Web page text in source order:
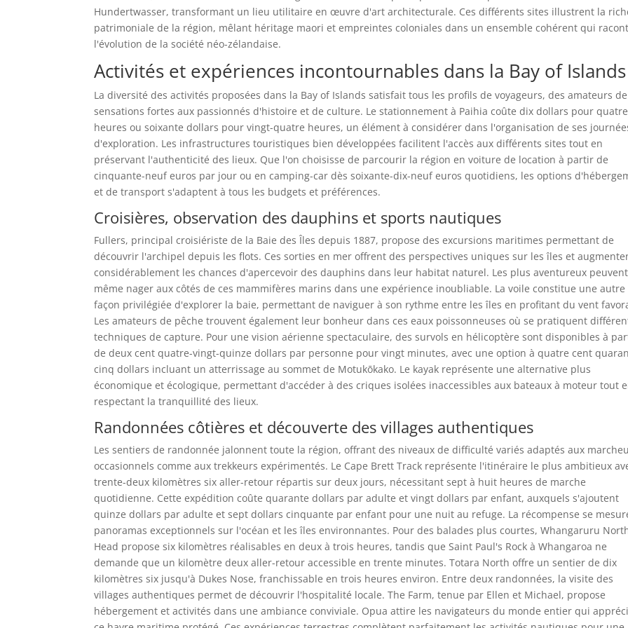
Hundertwasser, transformant un lieu utilitaire en œuvre d'art architecturale. Ces différents sites illustrent la
patrimoniale de la région, mêlant héritage maori et empreintes coloniales dans un ensemble cohérent qui
l'évolution de la société néo-zélandaise.
Activités et expériences incontournables dans la Bay of Islands
La diversité des activités proposées dans la Bay of Islands satisfait tous les profils de voyageurs, des amateurs de
sensations fortes aux passionnés d'histoire et de culture. Le stationnement à Paihia coûte dix dollars pour quatre
heures ou soixante dollars pour vingt-quatre heures, un élément à considérer dans l'organisation de ses
d'exploration. Les infrastructures touristiques bien développées facilitent l'accès aux différents sites tout en
préservant l'authenticité des lieux. Que l'on choisisse de parcourir la région en voiture de location à partir de
cinquante-neuf euros par jour ou en camping-car dès soixante-dix-neuf euros quotidiens, les options
et de transport s'adaptent à tous les budgets et préférences.
Croisières, observation des dauphins et sports nautiques
Fullers, principal croisiériste de la Baie des Îles depuis 1887, propose des excursions maritimes permettant de
découvrir l'archipel depuis les flots. Ces sorties en mer offrent des perspectives uniques sur les îles et
considérablement les chances d'apercevoir des dauphins dans leur habitat naturel. Les plus aventureux peuvent
même nager aux côtés de ces mammifères marins dans une expérience inoubliable. La voile constitue une autre
façon privilégiée d'explorer la baie, permettant de naviguer à son rythme entre les îles en profitant du vent
Les amateurs de pêche trouvent également leur bonheur dans ces eaux poissonneuses où se pratiquent
techniques de capture. Pour une vision aérienne spectaculaire, des survols en hélicoptère sont disponibles à
de deux cent quatre-vingt-quinze dollars par personne pour vingt minutes, avec une option à quatre cent
cinq dollars incluant un atterrissage au sommet de Motukōkako. Le kayak représente une alternative plus
économique et écologique, permettant d'accéder à des criques isolées inaccessibles aux bateaux à moteur tout
respectant la tranquillité des lieux.
Randonnées côtières et découverte des villages authentiques
Les sentiers de randonnée jalonnent toute la région, offrant des niveaux de difficulté variés adaptés aux
occasionnels comme aux trekkeurs expérimentés. Le Cape Brett Track représente l'itinéraire le plus ambitieux
trente-deux kilomètres six aller-retour répartis sur deux jours, nécessitant sept à huit heures de marche
quotidienne. Cette expédition coûte quarante dollars par adulte et vingt dollars par enfant, auxquels s'ajoutent
quinze dollars par adulte et sept dollars cinquante par enfant pour une nuit au refuge. La récompense se
panoramas exceptionnels sur l'océan et les îles environnantes. Pour des balades plus courtes, Whangaruru
Head propose six kilomètres réalisables en deux à trois heures, tandis que Saint Paul's Rock à Whangaroa ne
demande que un kilomètre deux aller-retour accessible en trente minutes. Totara North offre un sentier de dix
kilomètres six jusqu'à Dukes Nose, franchissable en trois heures environ. Entre deux randonnées, la visite des
villages authentiques permet de découvrir l'hospitalité locale. The Farm, tenue par Ellen et Michael, propose
hébergement et activités dans une ambiance conviviale. Opua attire les navigateurs du monde entier qui